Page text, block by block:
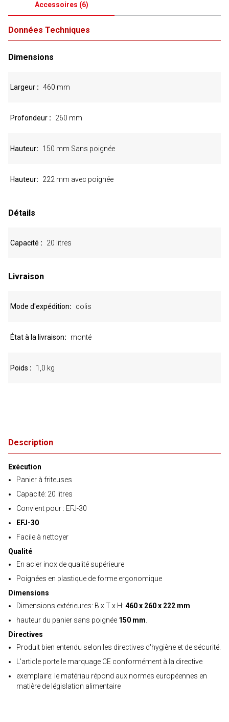
Accessoires (6)
Description
Exécution
Panier à friteuses
Capacité: 20 litres
Convient pour : EFJ-30
EFJ-30
Facile à nettoyer
Qualité
En acier inox de qualité supérieure
Poignées en plastique de forme ergonomique
Dimensions
Dimensions extérieures: B x T x H: 460 x 260 x 222 mm
hauteur du panier sans poignée 150 mm
Directives
Produit bien entendu selon les directives d'hygiène et de sécurité.
L'article porte le marquage CE conformément à la directive
exemplaire: le matériau répond aux normes européennes en
matière de législation alimentaire
Données Techniques
Dimensions
Largeur 460 mm
Profondeur 260 mm
Hauteur 150 mm Sans poignée
Hauteur 222 mm avec poignée
Détails
Capacité 20 litres
Livraison
Mode d'expédition colis
État à la livraison monté
Poids 1,0 kg